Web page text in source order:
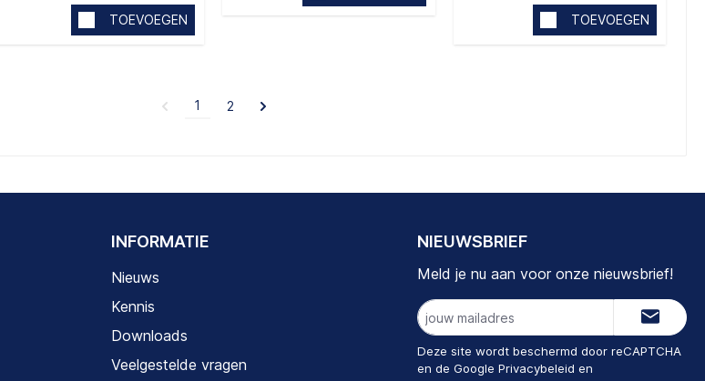
TOEVOEGEN TOEVOEGEN
1 2
INFORMATIE
Nieuws
Kennis
Downloads
Veelgestelde vragen
NIEUWSBRIEF
Meld je nu aan voor onze nieuwsbrief!
E-
mailadres
Deze site wordt beschermd door reCAPTCHA
en de Google Privacybeleid en